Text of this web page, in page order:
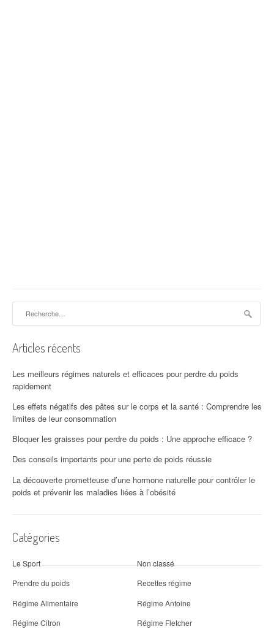
Articles récents
Les meilleurs régimes naturels et efficaces pour perdre du poids
rapidement
Les effets négatifs des pâtes sur le corps et la santé : Comprendre les
limites de leur consommation
Bloquer les graisses pour perdre du poids : Une approche efficace ?
Des conseils importants pour une perte de poids réussie
La découverte prometteuse d’une hormone naturelle pour contrôler le
poids et prévenir les maladies liées à l’obésité
Catégories
Le Sport
Non classé
Prendre du poids
Recettes régime
Régime Alimentaire
Régime Antoine
Régime Citron
Régime Fletcher